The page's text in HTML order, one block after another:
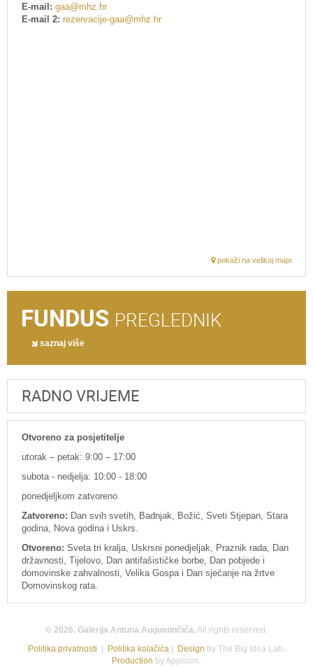
E-mail: gaa@mhz.hr
E-mail 2: rezervacije-gaa@mhz.hr
pokaži na velikoj mapi
FUNDUS PREGLEDNIK
saznaj više
RADNO VRIJEME
Otvoreno za posjetitelje
utorak – petak: 9:00 – 17:00
subota - nedjelja: 10:00 - 18:00
ponedjeljkom zatvoreno
Zatvoreno: Dan svih svetih, Badnjak, Božić, Sveti Stjepan, Stara
godina, Nova godina i Uskrs.
Otvoreno: Sveta tri kralja, Uskrsni ponedjeljak, Praznik rada, Dan
državnosti, Tijelovo, Dan antifašističke borbe, Dan pobjede i
domovinske zahvalnosti, Velika Gospa i Dan sjećanje na žrtve
Domovinskog rata.
© 2026. Galerija Antuna Augustinčića.All rights reserved.
Politika privatnosti
Politika kolačića Design by The Big Idea Lab.
Production by Applicon.